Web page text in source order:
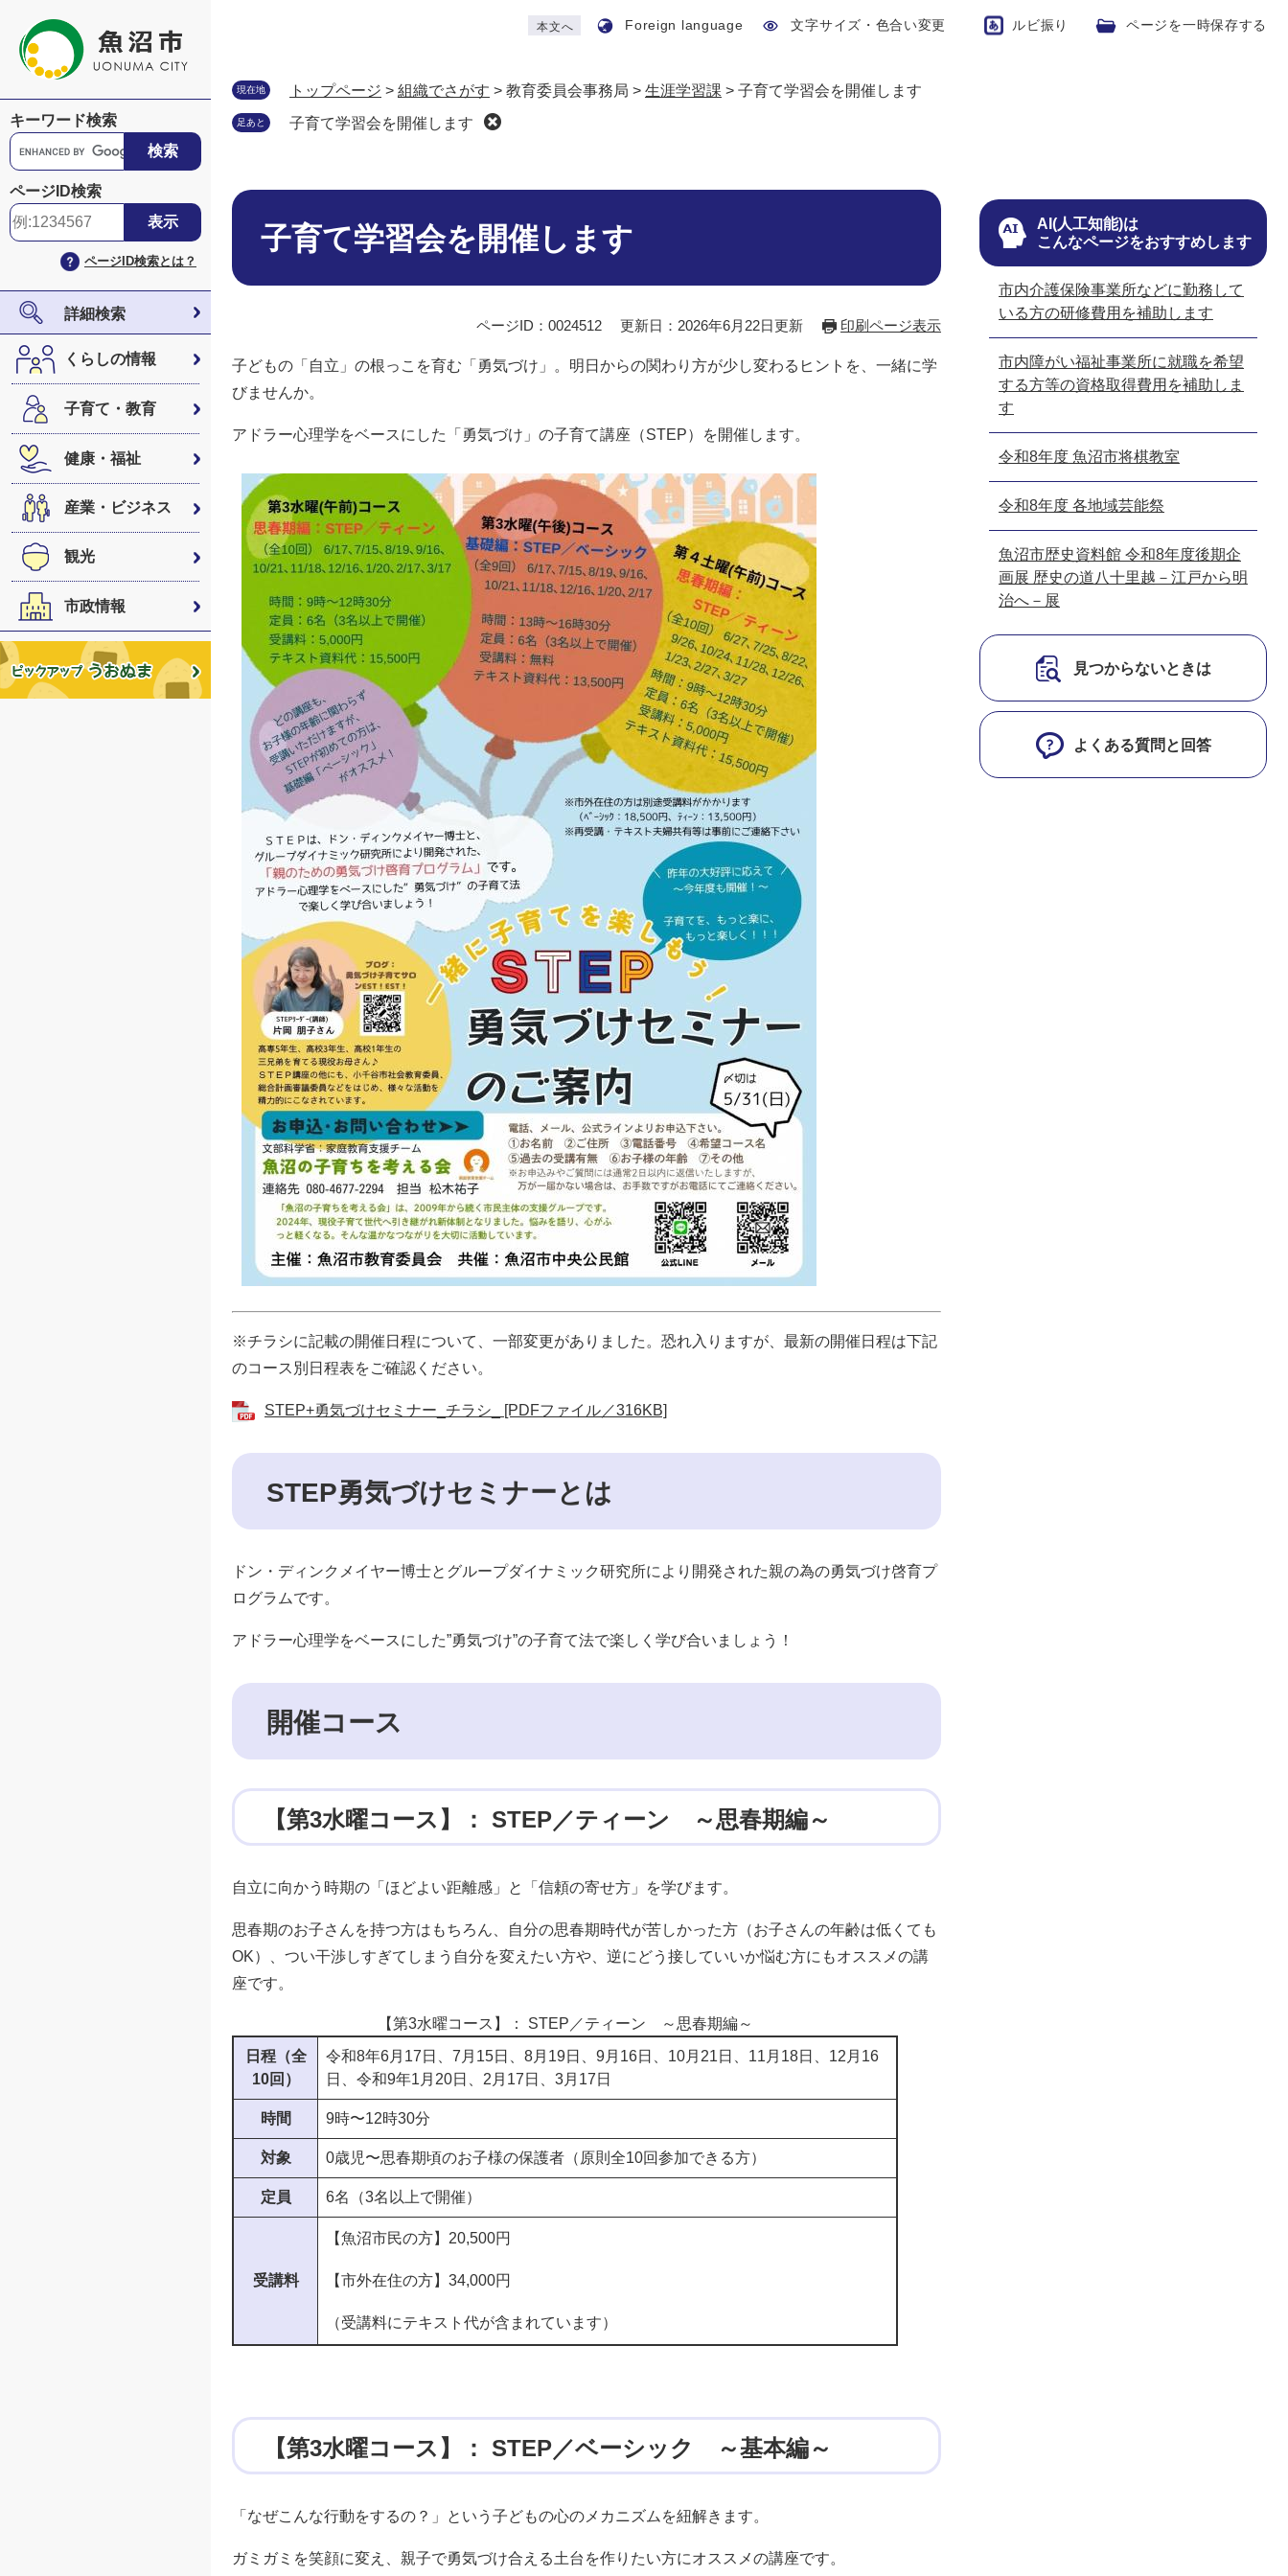
本文へ Foreign language 文字サイズ・色合い変更 ルビ振り ページを一時保存する
キーワード検索
G
o
o
g
ス
タ
ム
検
索
ページID検索
ページID検索とは？
詳細検索
くらしの情報
子育て・教育
健康・福祉
産業・ビジネス
観光
市政情報
現在地 トップページ > 組織でさがす > 教育委員会事務局 > 生涯学習課 > 子育て学習会を開催します
足あと 子育て学習会を開催します
本
子育て学習会を開催します
ページID：0024512 更新日：2026年6月22日更新 印刷ページ表示
子どもの「自立」の根っこを育む「勇気づけ」。明日からの関わり方が少し変わるヒントを、一緒に学
びませんか。
アドラー心理学をベースにした「勇気づけ」の子育て講座（STEP）を開催します。
※チラシに記載の開催日程について、一部変更がありました。恐れ入りますが、最新の開催日程は下記
のコース別日程表をご確認ください。
STEP+勇気づけセミナー_チラシ_ [PDFファイル／316KB]
STEP勇気づけセミナーとは
ドン・ディンクメイヤー博士とグループダイナミック研究所により開発された親の為の勇気づけ啓育プ
ログラムです。
アドラー心理学をベースにした”勇気づけ”の子育て法で楽しく学び合いましょう！
開催コース
【第3水曜コース】： STEP／ティーン ～思春期編～
自立に向かう時期の「ほどよい距離感」と「信頼の寄せ方」を学びます。
思春期のお子さんを持つ方はもちろん、自分の思春期時代が苦しかった方（お子さんの年齢は低くても
OK）、つい干渉しすぎてしまう自分を変えたい方や、逆にどう接していいか悩む方にもオススメの講
座です。
【第3水曜コース】： STEP／ティーン ～思春期編～
日程（全
10回）
令和8年6月17日、7月15日、8月19日、9月16日、10月21日、11月18日、12月16
日、令和9年1月20日、2月17日、3月17日
時間 9時〜12時30分
対象 0歳児〜思春期頃のお子様の保護者（原則全10回参加できる方）
定員 6名（3名以上で開催）
受講料
【魚沼市民の方】20,500円
【市外在住の方】34,000円
（受講料にテキスト代が含まれています）
【第3水曜コース】： ​STEP／ベーシック ～基本編～
「なぜこんな行動をするの？」という子どもの心のメカニズムを紐解きます。
ガミガミを笑顔に変え、親子で勇気づけ合える土台を作りたい方にオススメの講座です。
AI(人工知能)は
こんなページをおすすめします
市内介護保険事業所などに勤務して
いる方の研修費用を補助します
市内障がい福祉事業所に就職を希望
する方等の資格取得費用を補助しま
す
令和8年度 魚沼市将棋教室
令和8年度 各地域芸能祭
魚沼市歴史資料館 令和8年度後期企
画展 歴史の道八十里越－江戸から明
治へ－展
見つからないときは
よくある質問と回答